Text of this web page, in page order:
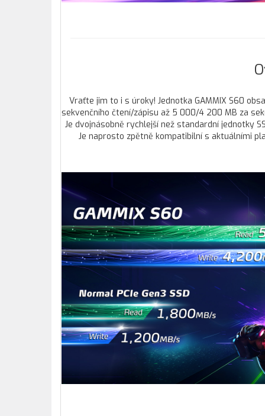
Vraťte jim to i s úroky! Jednotka GAMMIX S60
sekvenčního čtení/zápisu až 5 000/4 200 MB za
Je dvojnásobně rychlejší než standardní jednotky
Je naprosto zpětně kompatibilní s aktuálními